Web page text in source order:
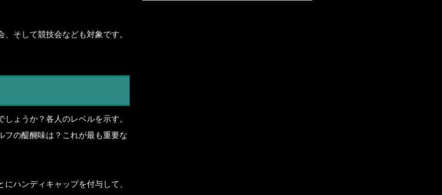
そして競技会なども対象です。
ょうか？各人のレベルを示す。
フの醍醐味は？これが最も重要な
ハンディキャップを付与して、